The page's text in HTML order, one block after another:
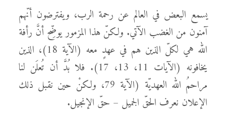
يسمع البعض في العالم عن رحمة الرب، ويفترضون أنّهم
آمنون من الغضب الآتي. ولكنّ هذا المزمور يوضِّح أنَّ رأفة
الله هي لكلّ الذين هم في عهدٍ معه (الآية 18)، الذين
يخافونه (الآيات 11، 13، 17). فلا بُدَّ أن تُعلَن لنا
مراحمُ الله العهديّة (الآية 79، ولكنْ حين نقبل ذلك
الإعلان نعرف الحقّ الجميل – حقّ الإنجيل.